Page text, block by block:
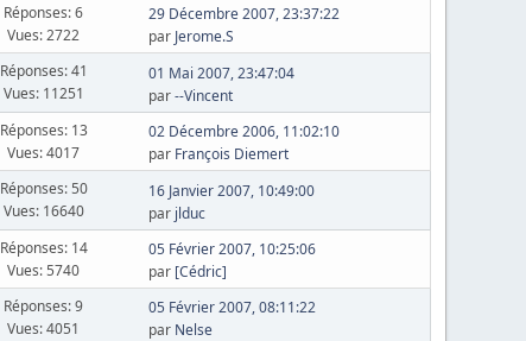
Réponses: 6
Vues: 2722
29 Décembre 2007, 23:37:22
par Jerome.S
Réponses: 41
Vues: 11251
01 Mai 2007, 23:47:04
par--Vincent
Réponses: 13
Vues: 4017
02 Décembre 2006, 11:02:10
par François Diemert
Réponses: 50
Vues: 16640
16 Janvier 2007, 10:49:00
par jlduc
Réponses: 14
Vues: 5740
05 Février 2007, 10:25:06
par [Cédric]
Réponses: 9
Vues: 4051
05 Février 2007, 08:11:22
par Nelse